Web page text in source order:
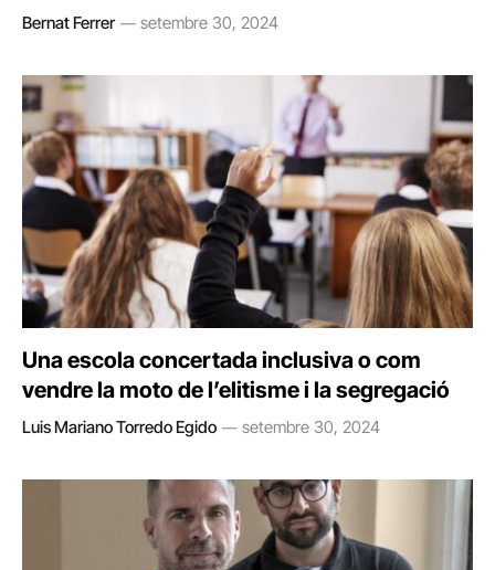
Bernat Ferrer setembre 30, 2024
Una escola concertada inclusiva o com
vendre la moto de l’elitisme i la segregació
Luis Mariano Torredo Egido setembre 30, 2024